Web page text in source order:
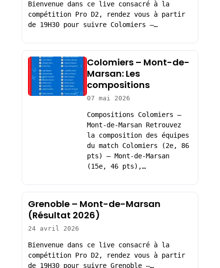
Bienvenue dans ce live consacré à la
compétition Pro D2, rendez vous à partir
de 19H30 pour suivre Colomiers –…
Colomiers – Mont-de-
Marsan: Les
compositions
07 mai 2026
Compositions Colomiers –
Mont-de-Marsan Retrouvez
la composition des équipes
du match Colomiers (2e, 86
pts) – Mont-de-Marsan
(15e, 46 pts),…
Grenoble – Mont-de-Marsan
(Résultat 2026)
24 avril 2026
Bienvenue dans ce live consacré à la
compétition Pro D2, rendez vous à partir
de 19H30 pour suivre Grenoble –…